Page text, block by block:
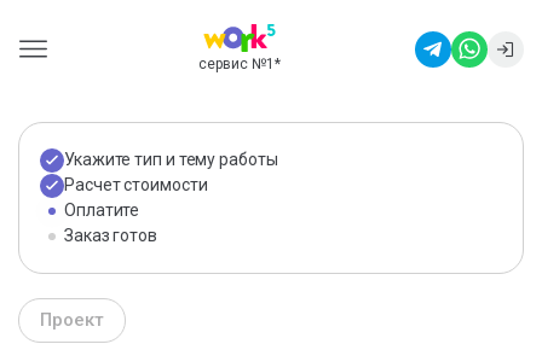
сервис №1 *
Укажите тип и тему работы
Расчет стоимости
Оплатите
Заказ готов
Проект